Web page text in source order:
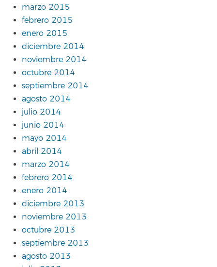
marzo 2015
febrero 2015
enero 2015
diciembre 2014
noviembre 2014
octubre 2014
septiembre 2014
agosto 2014
julio 2014
junio 2014
mayo 2014
abril 2014
marzo 2014
febrero 2014
enero 2014
diciembre 2013
noviembre 2013
octubre 2013
septiembre 2013
agosto 2013